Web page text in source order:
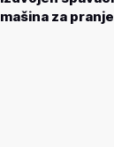
mašina za